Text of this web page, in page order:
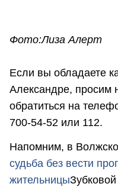
Фото:Лиза Алерт
Если вы обладаете
Александре, просим
обратиться на
700-54-52 или 112.
Напомним, в
судьба без вести
жительницы